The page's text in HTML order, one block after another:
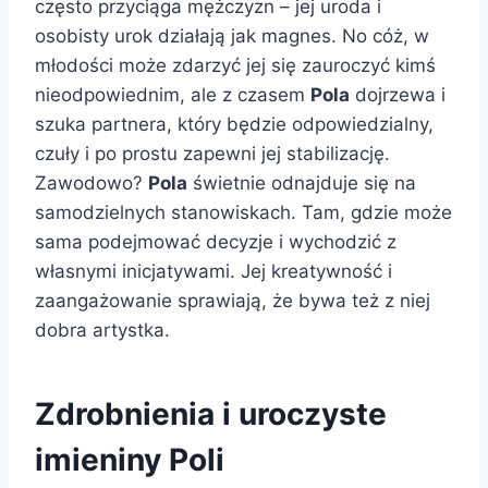
często przyciąga mężczyzn – jej uroda i
osobisty urok działają jak magnes. No cóż, w
młodości może zdarzyć jej się zauroczyć kimś
nieodpowiednim, ale z czasem Pola dojrzewa i
szuka partnera, który będzie odpowiedzialny,
czuły i po prostu zapewni jej stabilizację.
Zawodowo? Pola świetnie odnajduje się na
samodzielnych stanowiskach. Tam, gdzie może
sama podejmować decyzje i wychodzić z
własnymi inicjatywami. Jej kreatywność i
zaangażowanie sprawiają, że bywa też z niej
dobra artystka.
Zdrobnienia i uroczyste
imieniny Poli